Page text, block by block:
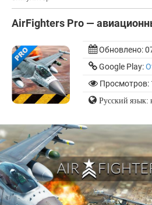
AirFighters Pro —
Обновлено:
Google Play:
Просмотров:
Русский язык: